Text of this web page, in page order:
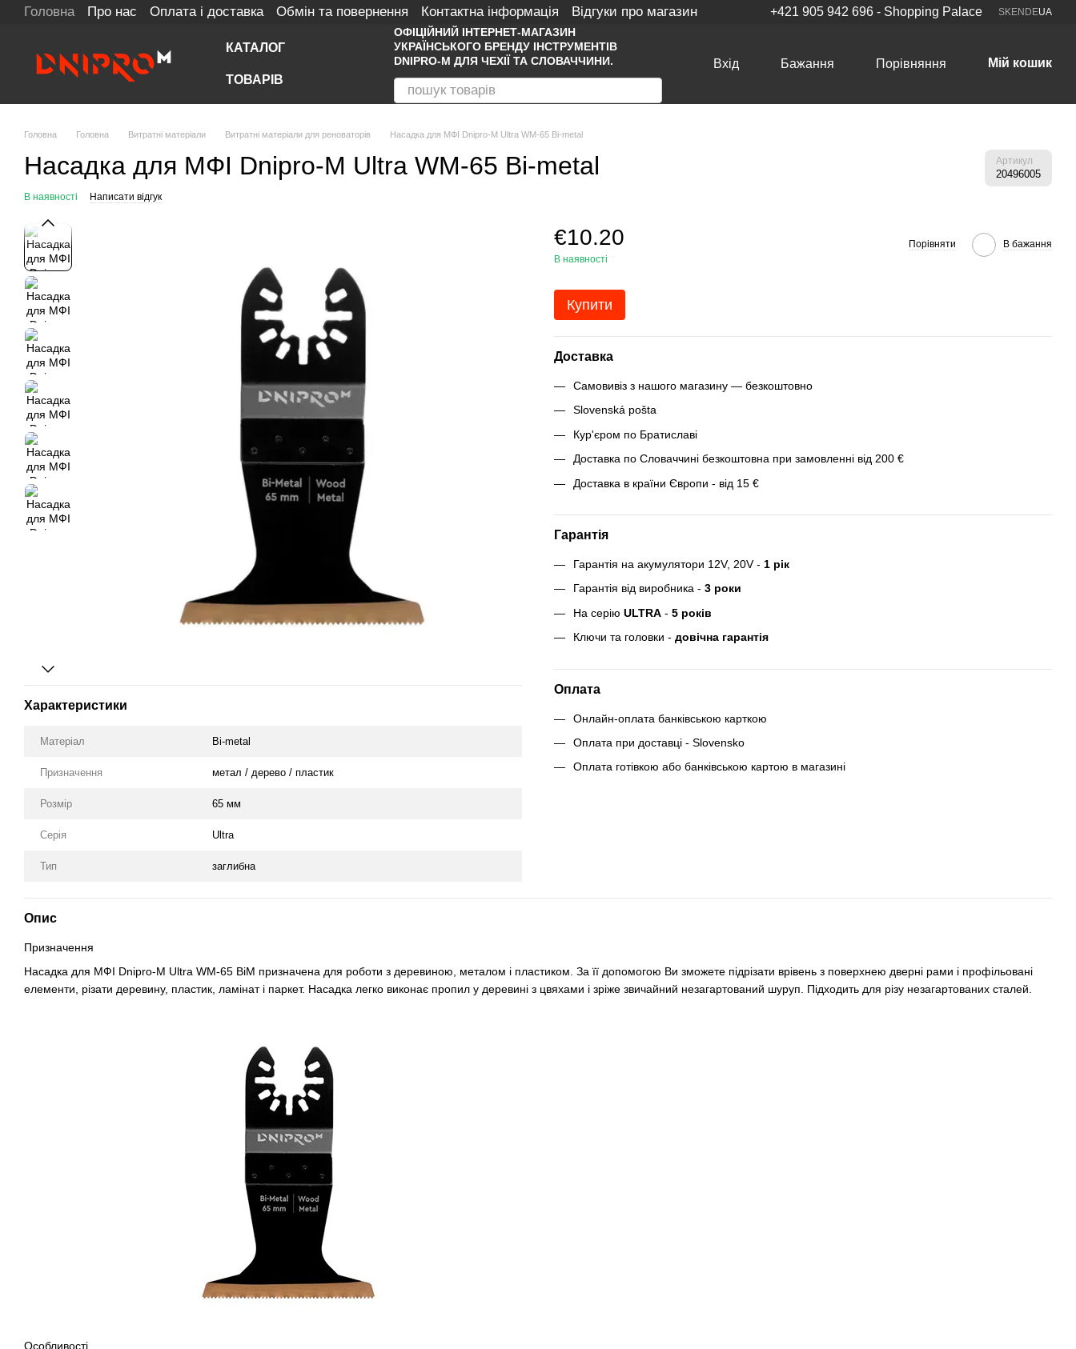
Перейти до основного контенту
Головна Про нас Оплата і доставка Обмін та повернення Контактна інформація Відгуки про магазин +421 905 942 696 - Shopping Palace SKEN DEUA
КАТАЛОГ
ТОВАРІВ
ОФІЦІЙНИЙ ІНТЕРНЕТ-МАГАЗИН
УКРАЇНСЬКОГО БРЕНДУ ІНСТРУМЕНТІВ
DNIPRO-M ДЛЯ ЧЕХІЇ ТА СЛОВАЧЧИНИ.
Вхід Бажання Порівняння Мій кошик
Головна Головна Витратні матеріали Витратні матеріали для реноваторів Насадка для МФІ Dnipro-M Ultra WM-65 Bi-metal
Насадка для МФІ Dnipro-M Ultra WM-65 Bi-metal Артикул
20496005
В наявності Написати відгук
Характеристики
Матеріал Bi-metal
Призначення метал / дерево / пластик
Розмір 65 мм
Серія Ultra
Тип заглибна
€10.20
В наявності
Порівняти В бажання
Купити
Доставка
Самовивіз з нашого магазину — безкоштовно
Slovenská pošta
Кур'єром по Братиславі
Доставка по Словаччині безкоштовна при замовленні від 200 €
Доставка в країни Європи - від 15 €
Гарантія
Гарантія на акумулятори 12V, 20V - 1 рік
Гарантія від виробника - 3 роки
На серію ULTRA - 5 років
Ключи та головки - довічна гарантія
Оплата
Онлайн-оплата банківською карткою
Оплата при доставці - Slovensko
Оплата готівкою або банківською картою в магазині
Опис
Призначення
Насадка для МФІ Dnipro-M Ultra WM-65 BiM призначена для роботи з деревиною, металом і пластиком. За її допомогою Ви зможете підрізати врівень з поверхнею дверні рами і профільовані
елементи, різати деревину, пластик, ламінат і паркет. Насадка легко виконає пропил у деревині з цвяхами і зріже звичайний незагартований шуруп. Підходить для різу незагартованих сталей.
Особливості